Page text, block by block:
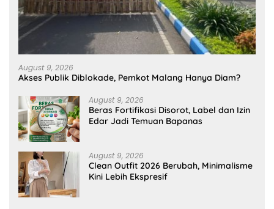
August 9, 2026
Akses Publik Diblokade, Pemkot Malang Hanya Diam?
August 9, 2026
Beras Fortifikasi Disorot, Label dan Izin
Edar Jadi Temuan Bapanas
August 9, 2026
Clean Outfit 2026 Berubah, Minimalisme
Kini Lebih Ekspresif